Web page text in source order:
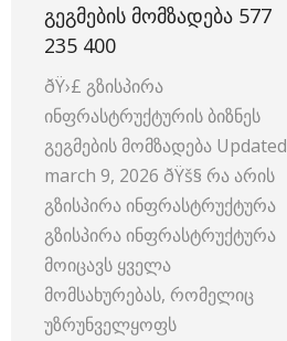
ᲒᲔᲒᲛᲔᲑᲘᲡ ᲛᲝᲛᲖᲐᲓᲔᲑᲐ 577
235 400
ðŸ›£ გზისპირა
ინფრასტრუქტურის ბიზნეს
გეგმების მომზადება Updated
march 9, 2026 ðŸš§ რა არის
გზისპირა ინფრასტრუქტურა
გზისპირა ინფრასტრუქტურა
მოიცავს ყველა
მომსახურებას, რომელიც
უზრუნველყოფს